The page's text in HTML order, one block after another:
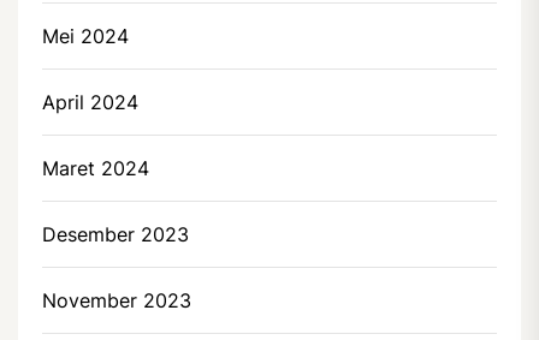
Mei 2024
April 2024
Maret 2024
Desember 2023
November 2023